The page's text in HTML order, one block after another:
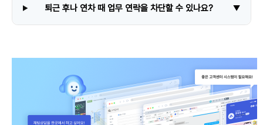
퇴근 후나 연차 때 업무 연락을 차단할 수 있나요? ▼